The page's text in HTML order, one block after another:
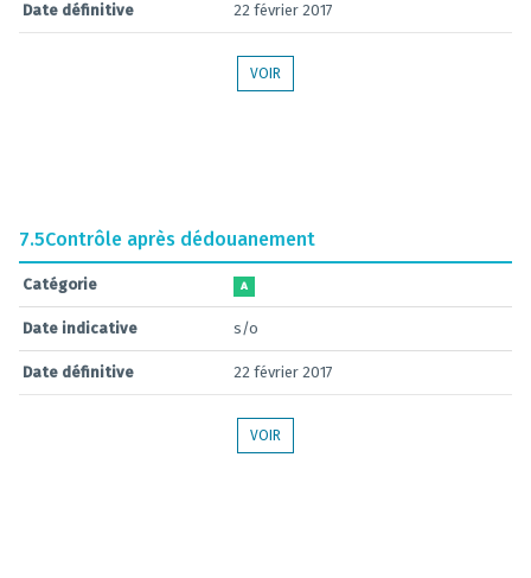
Date définitive 22 février 2017
VOIR
7.5Contrôle après dédouanement
Catégorie A
Date indicative s/o
Date définitive 22 février 2017
VOIR